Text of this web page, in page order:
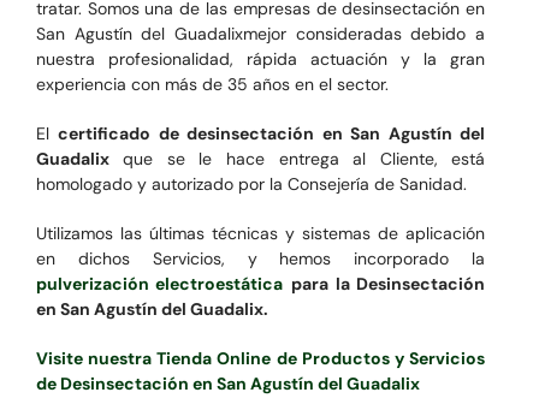
tratar. Somos una de las empresas de desinsectación en
San Agustín del Guadalixmejor consideradas debido a
nuestra profesionalidad, rápida actuación y la gran
experiencia con más de 35 años en el sector.
Elcertificado de desinsectación en San Agustín del
Guadalixque se le hace entrega al Cliente, está
homologado y autorizado por la Consejería de Sanidad.
Utilizamos las últimas técnicas y sistemas de aplicación
en dichos Servicios, y hemos incorporado la
pulverización electroestática para la Desinsectación
en San Agustín del Guadalix.
Visite nuestra Tienda Online de Productos y Servicios
de Desinsectación en San Agustín del Guadalix